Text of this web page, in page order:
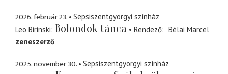
2026. február 23.
Sepsiszentgyörgyi színház
Leo Birinski Bolondok tánca Rendező
Bélai Marcel
zeneszerző
2025. november 30.
Sepsiszentgyörgyi színház